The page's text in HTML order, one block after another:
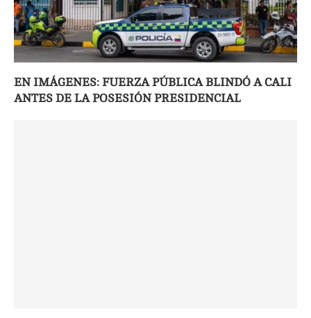
EN IMÁGENES: FUERZA PÚBLICA BLINDÓ A CALI
ANTES DE LA POSESIÓN PRESIDENCIAL